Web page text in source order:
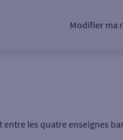
Modifier ma
les quatre enseignes